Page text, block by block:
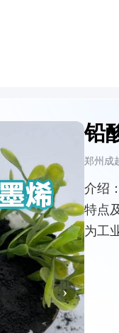
›
铅
郑州成
介绍：
特点
为工